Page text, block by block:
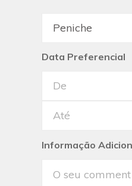
Data Preferencial
Informação